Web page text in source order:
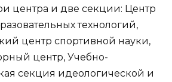
центра и две секции: Центр
технологий,
центр спортивной науки,
центр, Учебно-
секция идеологической и